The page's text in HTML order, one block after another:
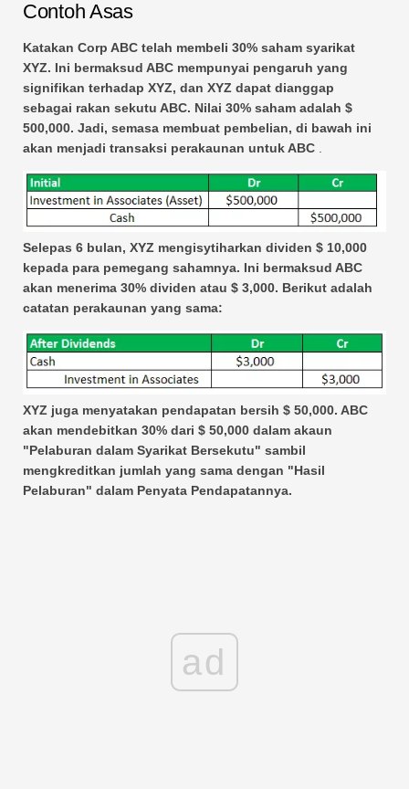
Contoh Asas
Katakan Corp ABC telah membeli 30% saham syarikat
XYZ. Ini bermaksud ABC mempunyai pengaruh yang
signifikan terhadap XYZ, dan XYZ dapat dianggap
sebagai rakan sekutu ABC. Nilai 30% saham adalah $
500,000. Jadi, semasa membuat pembelian, di bawah ini
akan menjadi transaksi perakaunan untuk ABC .
Selepas 6 bulan, XYZ mengisytiharkan dividen $ 10,000
kepada para pemegang sahamnya. Ini bermaksud ABC
akan menerima 30% dividen atau $ 3,000. Berikut adalah
catatan perakaunan yang sama:
XYZ juga menyatakan pendapatan bersih $ 50,000. ABC
akan mendebitkan 30% dari $ 50,000 dalam akaun
"Pelaburan dalam Syarikat Bersekutu" sambil
mengkreditkan jumlah yang sama dengan "Hasil
Pelaburan" dalam Penyata Pendapatannya.
ad